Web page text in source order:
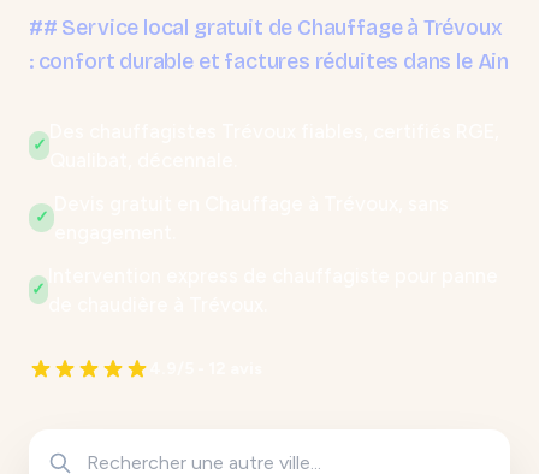
## Service local gratuit de Chauffage à Trévoux
: confort durable et factures réduites dans le Ain
✓
✓
✓